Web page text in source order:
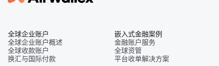
全球企业账户
全球企业账户概述
全球收款账户
换汇与国际付款
嵌入式金融案例
金融账户服务
全球资管
平台收单解决方案